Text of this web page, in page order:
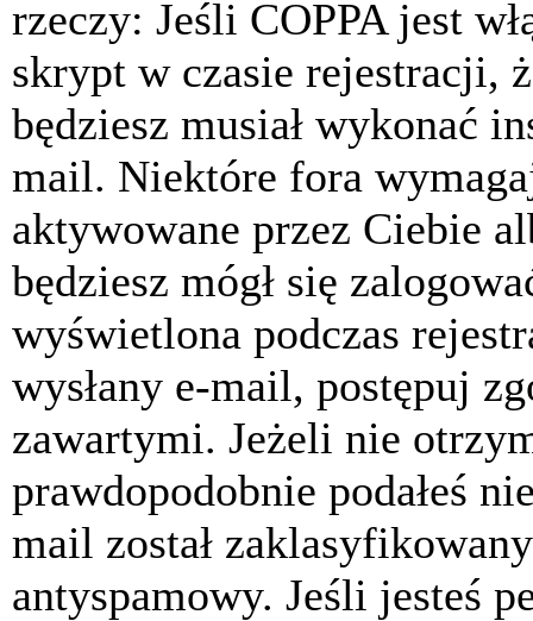
rzeczy: Jeśli COPPA jest
skrypt w czasie rejestracji,
będziesz musiał wykonać
mail. Niektóre fora
aktywowane przez Ciebie
będziesz mógł się
wyświetlona podczas
wysłany e-mail, postępuj
zawartymi. Jeżeli nie
prawdopodobnie podałeś
mail został
antyspamowy. Jeśli jesteś